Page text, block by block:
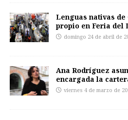
Lenguas nativas
propio en Feria del
domingo 24 de abril de
Ana Rodríguez
encargada la
viernes 4 de marzo de